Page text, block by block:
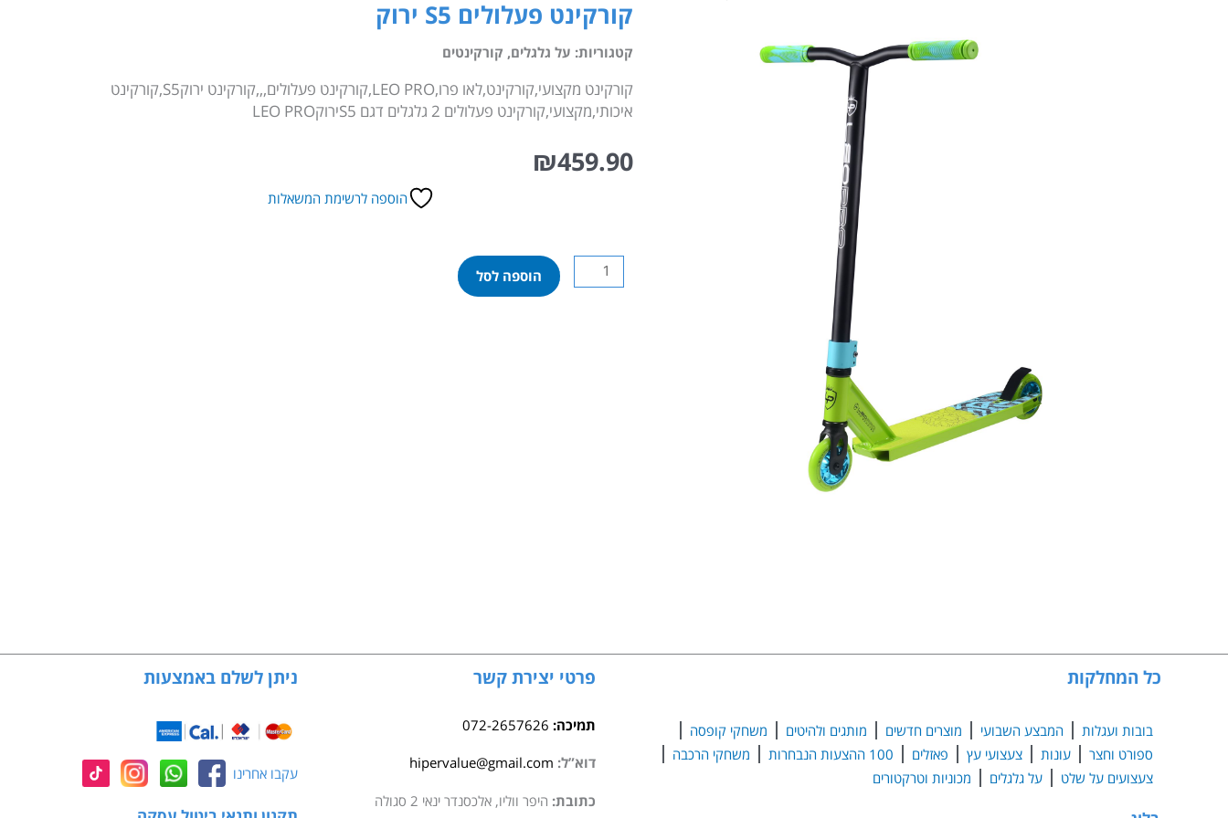
קורקינט פעלולים S5 ירוק
קטגוריות: על גלגלים, קורקינטים
קורקינט מקצועי,קורקינט,לאו פרו,LEO PRO,קורקינט פעלולים,,,קורקינט ירוקS5,קורקינט
איכותי,מקצועי,קורקינט פעלולים 2 גלגלים דגם S5ירוקLEO PRO
₪459.90
הוספה לרשימת המשאלות
כמות
של
הוספה לסל
כל המחלקות
בובות ועגלות המבצע השבועי מוצרים חדשים מותגים ולהיטים
משחקי קופסה
ספורט וחצר
עונות צעצועי עץ פאזלים 100 ההצעות הנבחרות
משחקי הרכבה
צעצועים על שלט
על גלגלים מכוניות וטרקטורים
פרטי יצירת קשר
תמיכה: 072-2657626
דוא”ל: hipervalue@gmail.com
כתובת: היפר ווליו, אלכסנדר ינאי 2 סגולה
ניתן לשלם באמצעות
עקבו אחרינו